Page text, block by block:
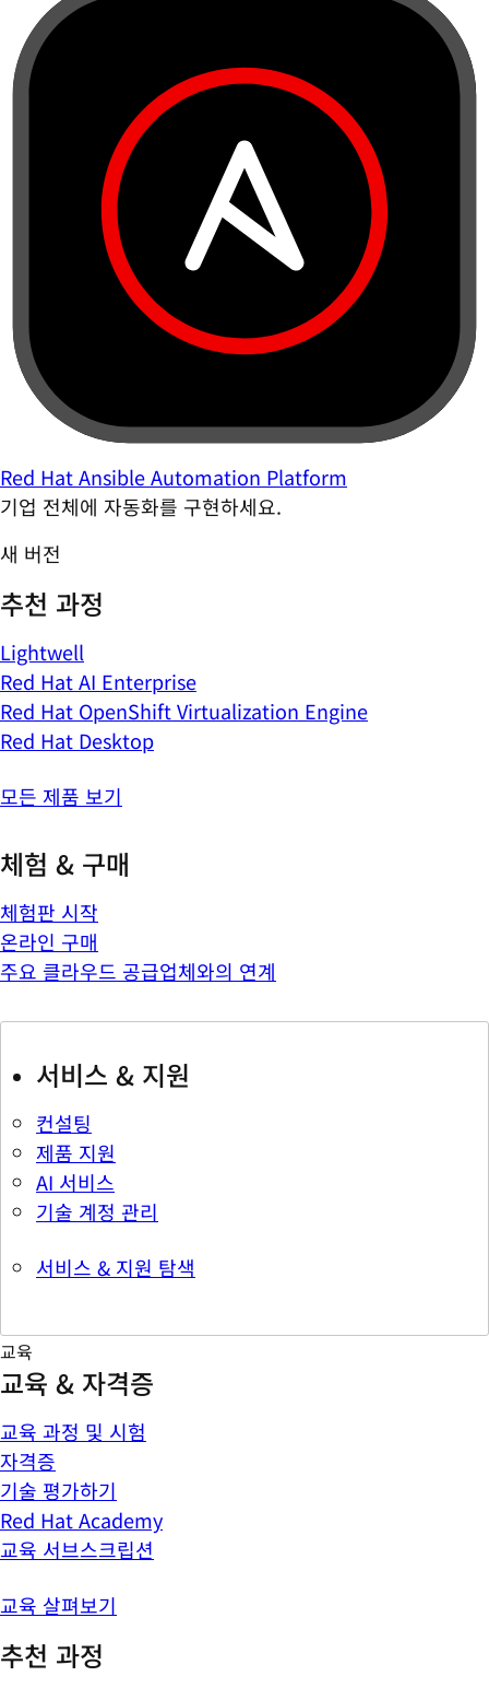
Red Hat Ansible Automation Platform
기업 전체에 자동화를 구현하세요.
새 버전
추천 과정
Lightwell
Red Hat AI Enterprise
Red Hat OpenShift Virtualization Engine
Red Hat Desktop
모든 제품 보기
체험 & 구매
체험판 시작
온라인 구매
주요 클라우드 공급업체와의 연계
서비스 & 지원
컨설팅
제품 지원
AI 서비스
기술 계정 관리
서비스 & 지원 탐색
교육
교육 & 자격증
교육 과정 및 시험
자격증
기술 평가하기
Red Hat Academy
교육 서브스크립션
교육 살펴보기
추천 과정